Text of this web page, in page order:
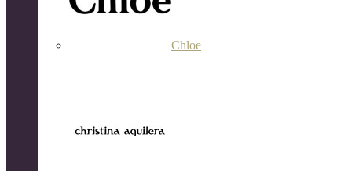
Chloe